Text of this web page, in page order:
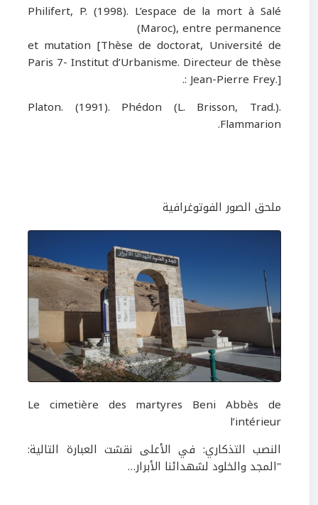
Philifert, P. (1998). L’espace de la mort à Salé
(Maroc), entre permanence
et mutation [Thèse de doctorat, Université de
Paris 7- Institut d’Urbanisme. Directeur de thèse
: Jean-Pierre Frey.].
Platon. (1991). Phédon (L. Brisson, Trad.).
Flammarion.
ملحق الصور الفوتوغرافية
Le cimetière des martyres Beni Abbès de
l’intérieur
النصب التذكاري: في الأعلى نقشت العبارة التالية:
"المجد والخلود لشهدائنا الأبرار…